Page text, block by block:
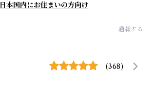
日本国内にお住まいの方向け
通報する
(368)